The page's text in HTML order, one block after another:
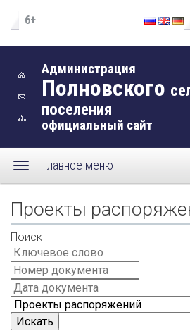
6+
Администрация
Полновского
поселения
официальный сайт
Главное меню
Проекты
Поиск
Искать